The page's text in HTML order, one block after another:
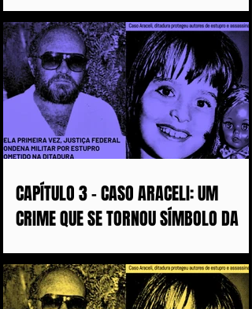
CAPÍTULO 3 - CASO ARACELI: UM
CRIME QUE SE TORNOU SÍMBOLO DA